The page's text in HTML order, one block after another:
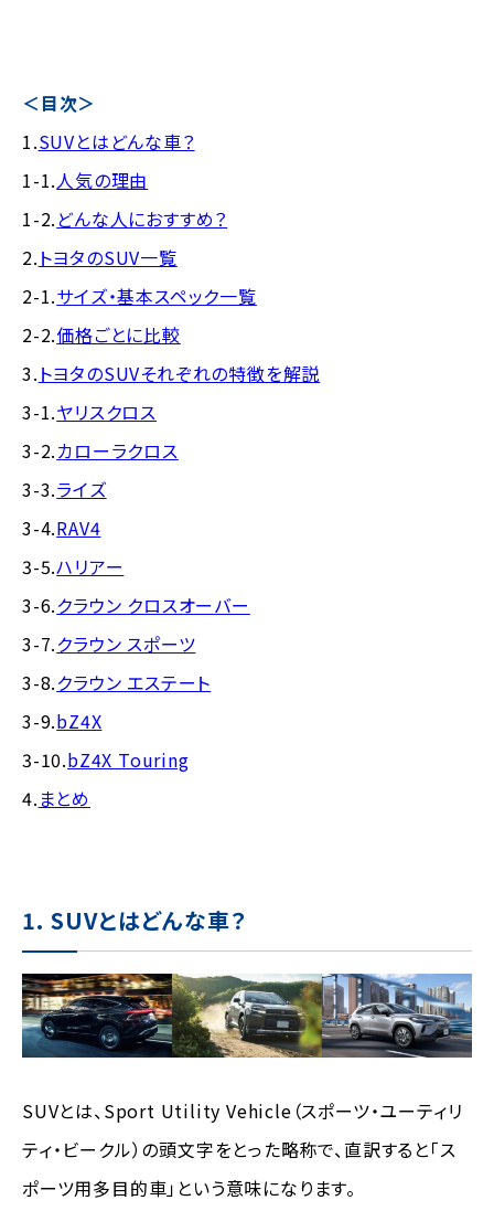
＜目次＞
1.SUVとはどんな車？
1-1.人気の理由
1-2. どんな人におすすめ？
2. トヨタのSUV一覧
2-1.サイズ・基本スペック一覧
2-2.価格ごとに比較
3. トヨタのSUVそれぞれの特徴を解説
3-1.ヤリスクロス
3-2.カローラクロス
3-3.ライズ
3-4.RAV4
3-5.ハリアー
3-6.クラウン クロスオーバー
3-7.クラウン スポーツ
3-8.クラウン エステート
3-9.bZ4X
3-10.bZ4X Touring
4. まとめ
1. SUVとはどんな車？
SUVとは、Sport Utility Vehicle（スポーツ・ユーティリ
ティ・ビークル）の頭文字をとった略称で、直訳すると「ス
ポーツ用多目的車」という意味になります。